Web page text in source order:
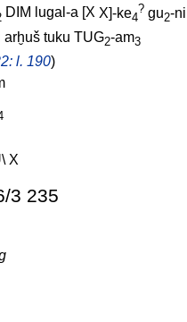
DIM lugal-a X X]-ke4
? gu2-ni
arḫuš tuku TUG2-am3
l. 190)
\ X
3 235